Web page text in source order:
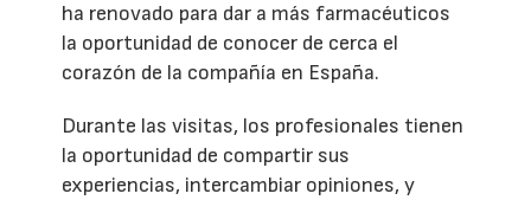
ha renovado para dar a más farmacéuticos
la oportunidad de conocer de cerca el
corazón de la compañía en España.
Durante las visitas, los profesionales tienen
la oportunidad de compartir sus
experiencias, intercambiar opiniones, y